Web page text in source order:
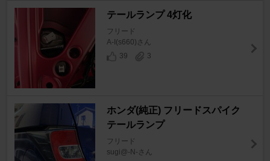
テールランプ 4灯化
フリード
A-I(s660)さん
39
3
ホンダ(純正) フリードスパイク
テールランプ
フリード
sugi@-N-さん